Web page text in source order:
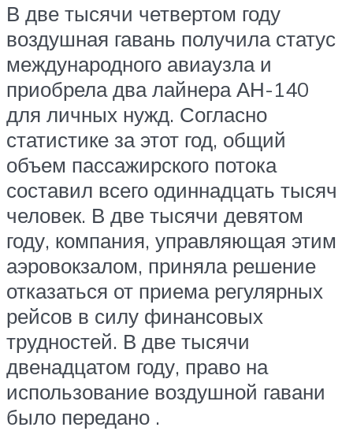
В две тысячи четвертом году
воздушная гавань получила статус
международного авиаузла и
приобрела два лайнера АН-140
для личных нужд. Согласно
статистике за этот год, общий
объем пассажирского потока
составил всего одиннадцать тысяч
человек. В две тысячи девятом
году, компания, управляющая этим
аэровокзалом, приняла решение
отказаться от приема регулярных
рейсов в силу финансовых
трудностей. В две тысячи
двенадцатом году, право на
использование воздушной гавани
было передано .